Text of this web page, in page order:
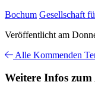
Bochum Gesellschaft
Veröffentlicht am
Alle Kommenden
Weitere Infos